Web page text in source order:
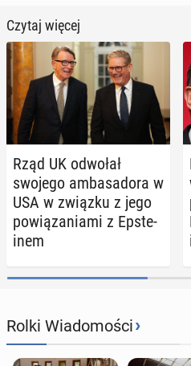
Czytaj więcej
Rząd UK odwołał
swojego am­ba­sa­do­ra w
USA w związku z jego
po­wią­za­nia­mi z Ep­ste­
inem
Rolki Wiadomości›